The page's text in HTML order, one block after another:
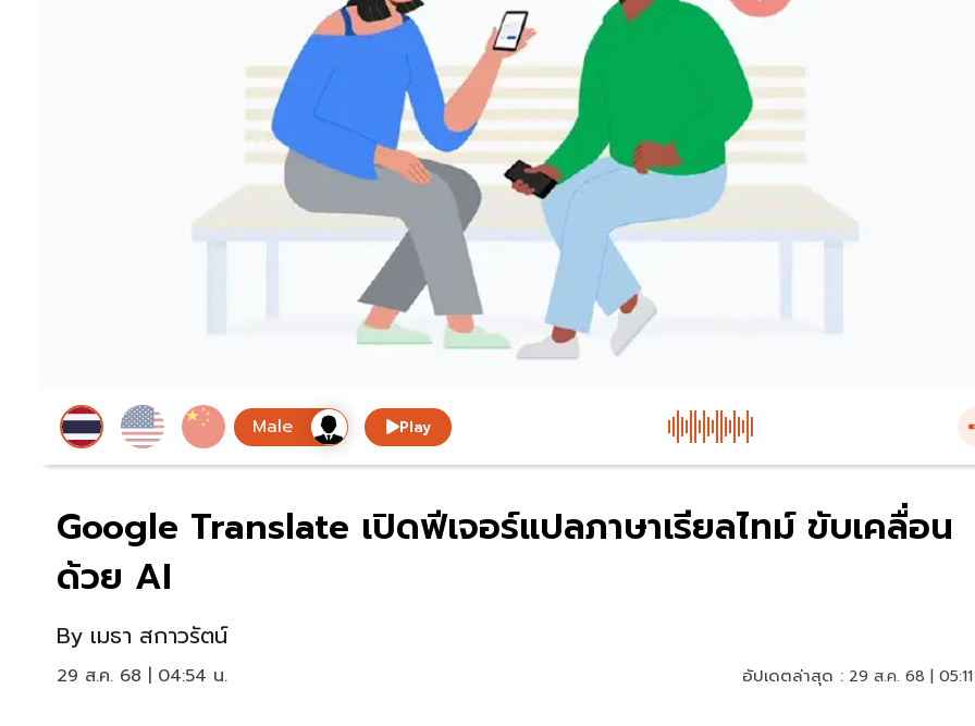
Play
Google Translate เปิดฟีเจอร์แปลภาษาเรียลไทม์ ขับเคลื่อน
ด้วย AI
By เมธา สกาวรัตน์
29 ส.ค. 68 | 04:54 น. อัปเดตล่าสุด : 29 ส.ค. 68 |